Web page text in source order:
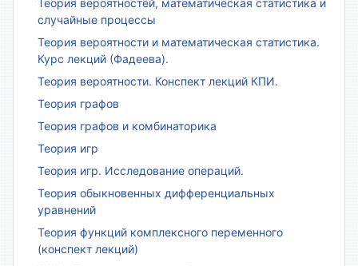
случайные процессы
Теория вероятности и математическая статистика.
Курс лекций (Фадеева).
Теория вероятности. Конспект лекций КПИ.
Теория графов
Теория графов и комбинаторика
Теория игр
Теория игр. Исследование операций.
Теория обыкновенных дифференциальных
уравнений
Теория функций комплексного переменного
(конспект лекций)